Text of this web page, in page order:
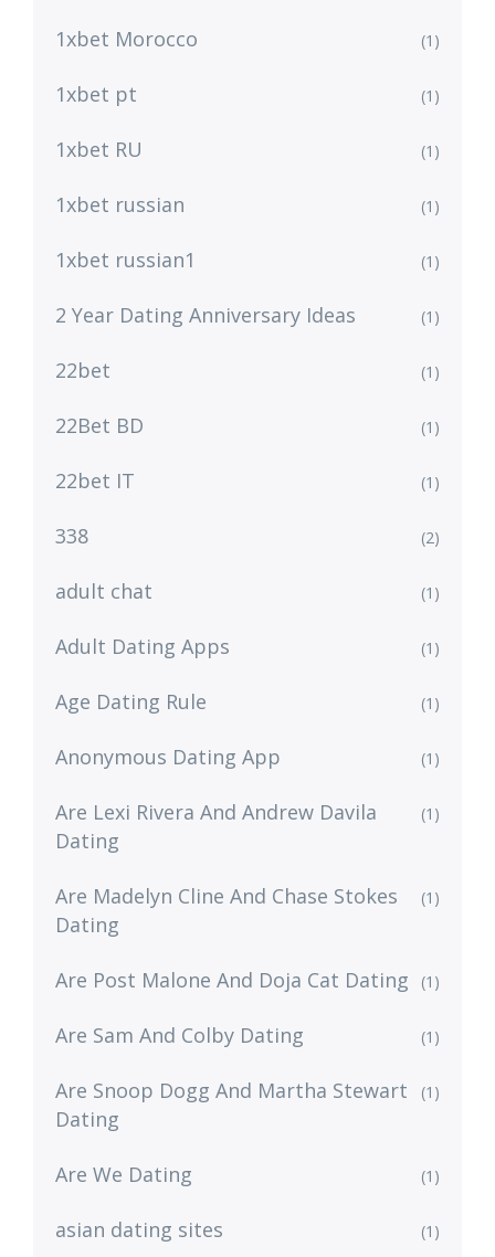
1xbet Morocco (1)
1xbet pt (1)
1xbet RU (1)
1xbet russian (1)
1xbet russian1 (1)
2 Year Dating Anniversary Ideas (1)
22bet (1)
22Bet BD (1)
22bet IT (1)
338 (2)
adult chat (1)
Adult Dating Apps (1)
Age Dating Rule (1)
Anonymous Dating App (1)
Are Lexi Rivera And Andrew Davila
Dating
(1)
Are Madelyn Cline And Chase Stokes
Dating
(1)
Are Post Malone And Doja Cat Dating (1)
Are Sam And Colby Dating (1)
Are Snoop Dogg And Martha Stewart
Dating
(1)
Are We Dating (1)
asian dating sites (1)